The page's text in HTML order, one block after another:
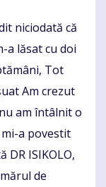
niciodată că
a lăsat cu doi
Tot
Am crezut
am întâlnit o
a povestit
DR ISIKOLO,
de